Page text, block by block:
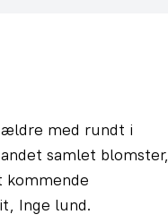
ældre med rundt i
samlet blomster,
kommende
Inge lund.